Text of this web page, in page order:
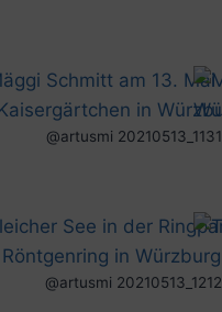
@artusmi 20210513_1131
@artusmi 20210513_1212